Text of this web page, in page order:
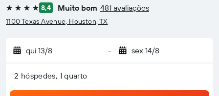
4 estrelas 8,4 Muito bom 481 avaliações
1100 Texas Avenue, Houston, TX
qui 13/8 - sex 14/8
2 hóspedes, 1 quarto